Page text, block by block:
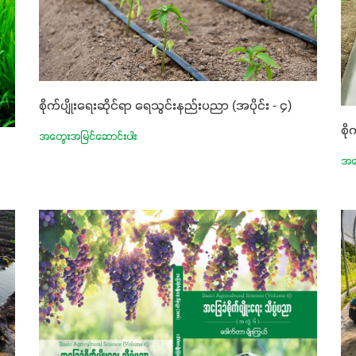
စိုက်ပျိုးရေးဆိုင်ရာ ရေသွင်းနည်းပညာ (အပိုင်း - ၄)
အတွေးအမြင်ဆောင်းပါး စို
အတွ